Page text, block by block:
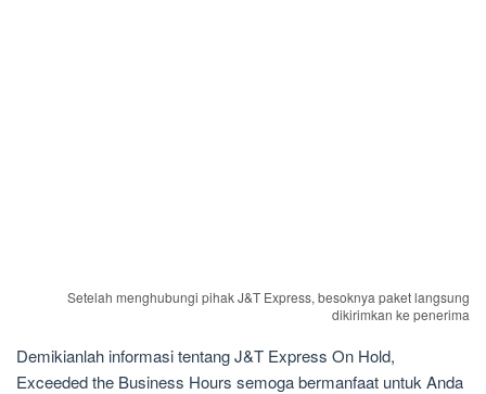
Setelah menghubungi pihak J&T Express, besoknya paket langsung
dikirimkan ke penerima
Demikianlah informasi tentang J&T Express On Hold,
Exceeded the Business Hours semoga bermanfaat untuk Anda